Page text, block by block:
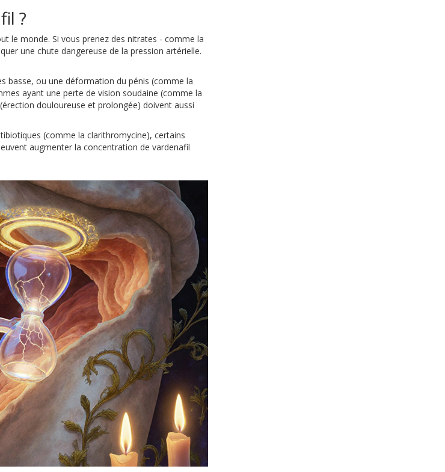
?
le monde. Si vous prenez des nitrates - comme la
une chute dangereuse de la pression artérielle.
basse, ou une déformation du pénis (comme la
ayant une perte de vision soudaine (comme la
douloureuse et prolongée) doivent aussi
(comme la clarithromycine), certains
augmenter la concentration de vardenafil